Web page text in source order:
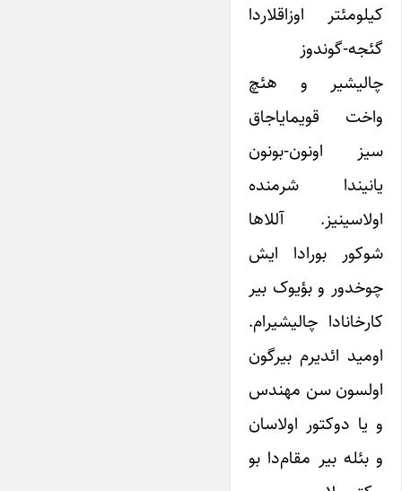
کیلومئتر اوزاقلاردا
گئجه-گوندوز
چالیشیر و هئچ
واخت قویمایاجاق
سیز اونون-بونون
یانیندا شرمنده
اولاسینیز. آللاها
شوکور بورادا ایش
چوخدور و بؤیوک بیر
کارخانادا چالیشیرام.
اومید ائدیرم بیرگون
اولسون سن مهندس
و یا دوکتور اولاسان
و بئله بیر مقام‌دا بو